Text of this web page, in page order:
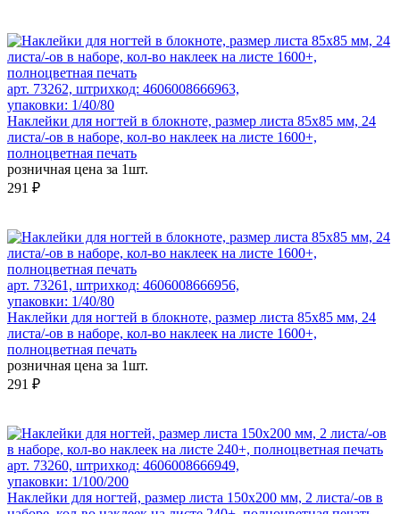
арт. 73262, штрихкод: 4606008666963,
упаковки: 1/40/80
Наклейки для ногтей в блокноте, размер листа 85x85 мм, 24
листа/-ов в наборе, кол-во наклеек на листе 1600+,
полноцветная печать
розничная цена за 1шт.
291 ₽
арт. 73261, штрихкод: 4606008666956,
упаковки: 1/40/80
Наклейки для ногтей в блокноте, размер листа 85x85 мм, 24
листа/-ов в наборе, кол-во наклеек на листе 1600+,
полноцветная печать
розничная цена за 1шт.
291 ₽
арт. 73260, штрихкод: 4606008666949,
упаковки: 1/100/200
Наклейки для ногтей, размер листа 150х200 мм, 2 листа/-ов в